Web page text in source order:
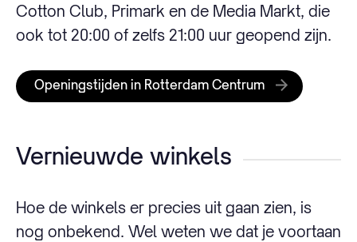
Cotton Club, Primark en de Media Markt, die
ook tot 20:00 of zelfs 21:00 uur geopend zijn.
Openingstijden in Rotterdam Centrum
Vernieuwde winkels
Hoe de winkels er precies uit gaan zien, is
nog onbekend. Wel weten we dat je voortaan